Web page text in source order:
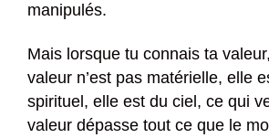
manipulés.
Mais lorsque tu connais ta
valeur n’est pas matérielle, elle
spirituel, elle est du ciel, ce qui
valeur dépasse tout ce que le